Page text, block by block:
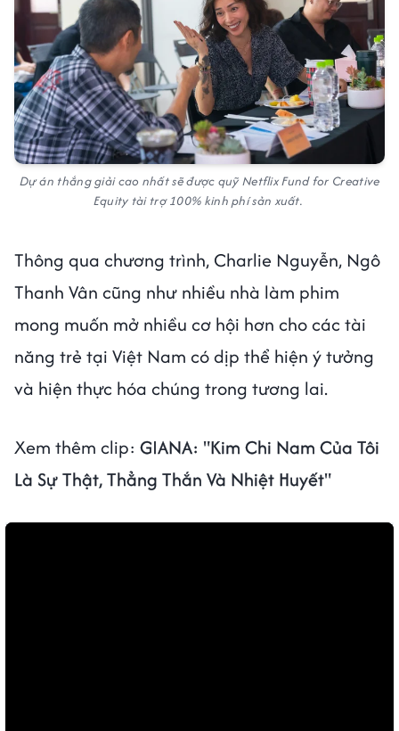
Dự án thắng giải cao nhất sẽ được quỹ Netflix Fund for Creative
Equity tài trợ 100% kinh phí sản xuất.
Thông qua chương trình, Charlie Nguyễn, Ngô
Thanh Vân cũng như nhiều nhà làm phim
mong muốn mở nhiều cơ hội hơn cho các tài
năng trẻ tại Việt Nam có dịp thể hiện ý tưởng
và hiện thực hóa chúng trong tương lai.
Xem thêm clip: GIANA: "Kim Chi Nam Của Tôi
Là Sự Thật, Thẳng Thắn Và Nhiệt Huyết"